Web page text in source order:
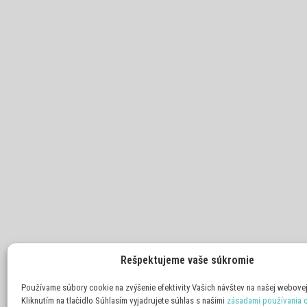
Rešpektujeme vaše súkromie
Používame súbory cookie na zvýšenie efektivity Vašich návštev na našej
Kliknutím na tlačidlo Súhlasím vyjadrujete súhlas s našimi zásadami používania